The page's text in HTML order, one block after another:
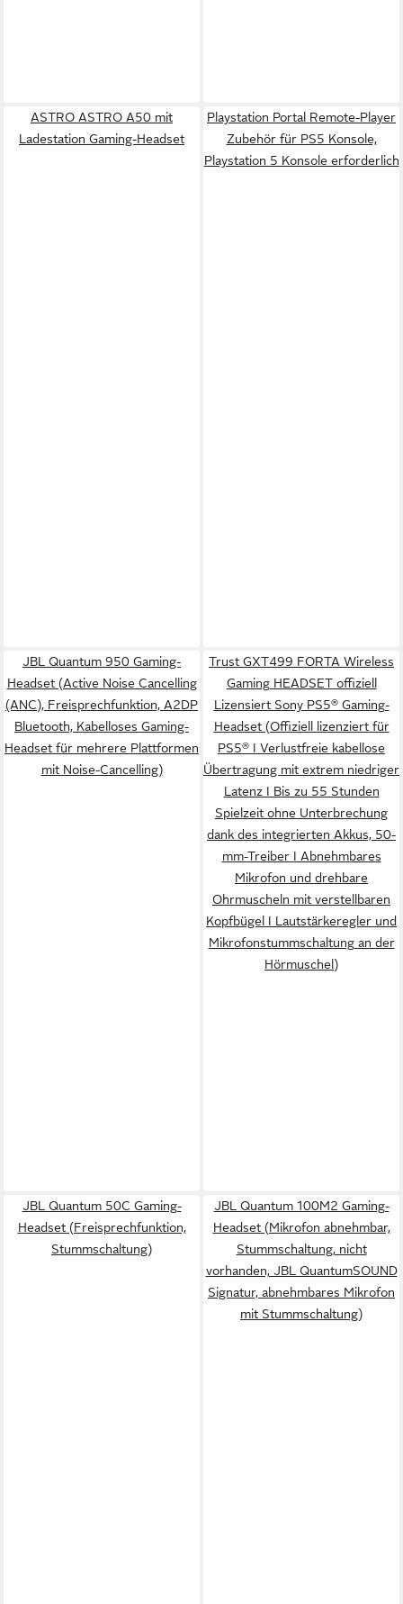
ASTRO ASTRO A50 mit
Ladestation Gaming-Headset
Playstation Portal Remote-Player
Zubehör für PS5 Konsole,
Playstation 5 Konsole erforderlich
JBL Quantum 950 Gaming-
Headset (Active Noise Cancelling
(ANC), Freisprechfunktion, A2DP
Bluetooth, Kabelloses Gaming-
Headset für mehrere Plattformen
mit Noise-Cancelling)
Trust GXT499 FORTA Wireless
Gaming HEADSET offiziell
Lizensiert Sony PS5® Gaming-
Headset (Offiziell lizenziert für
PS5® I Verlustfreie kabellose
Übertragung mit extrem niedriger
Latenz I Bis zu 55 Stunden
Spielzeit ohne Unterbrechung
dank des integrierten Akkus, 50-
mm-Treiber I Abnehmbares
Mikrofon und drehbare
Ohrmuscheln mit verstellbaren
Kopfbügel I Lautstärkeregler und
Mikrofonstummschaltung an der
Hörmuschel)
JBL Quantum 50C Gaming-
Headset (Freisprechfunktion,
Stummschaltung)
JBL Quantum 100M2 Gaming-
Headset (Mikrofon abnehmbar,
Stummschaltung, nicht
vorhanden, JBL QuantumSOUND
Signatur, abnehmbares Mikrofon
mit Stummschaltung)